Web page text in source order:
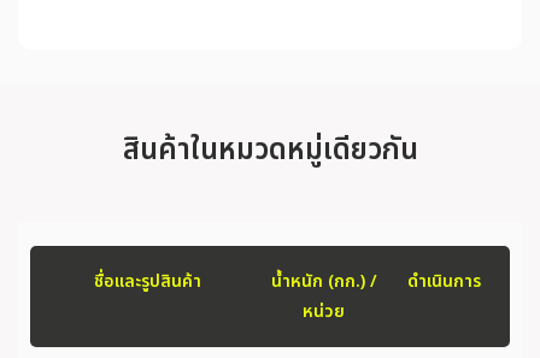
สินค้าในหมวดหมู่เดียวกัน
ชื่อและรูปสินค้า
น้ำหนัก (กก.) /
หน่วย
ดำเนินการ